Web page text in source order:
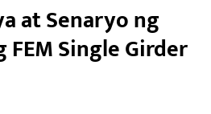
at Senaryo ng
Single Girder